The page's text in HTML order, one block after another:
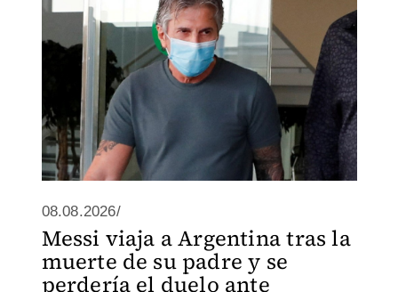
08.08.2026/
Messi viaja a Argentina tras la
muerte de su padre y se
perdería el duelo ante